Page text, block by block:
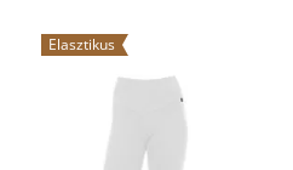
Elasztikus